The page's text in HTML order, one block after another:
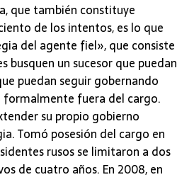
que también constituye
de los intentos, es lo que
del agente fiel», que consiste
busquen un sucesor que puedan
puedan seguir gobernando
formalmente fuera del cargo.
su propio gobierno
Tomó posesión del cargo en
rusos se limitaron a dos
de cuatro años. En 2008, en